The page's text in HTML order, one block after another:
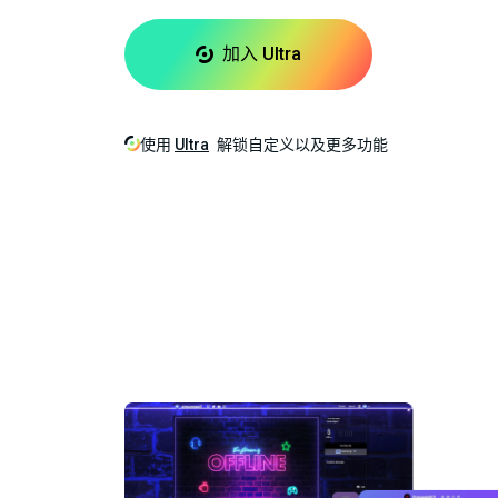
加入 Ultra
使用 Ultra 解锁自定义以及更多功能